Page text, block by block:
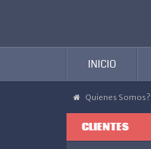
INICIO
Quienes Somos?
CLIENTES